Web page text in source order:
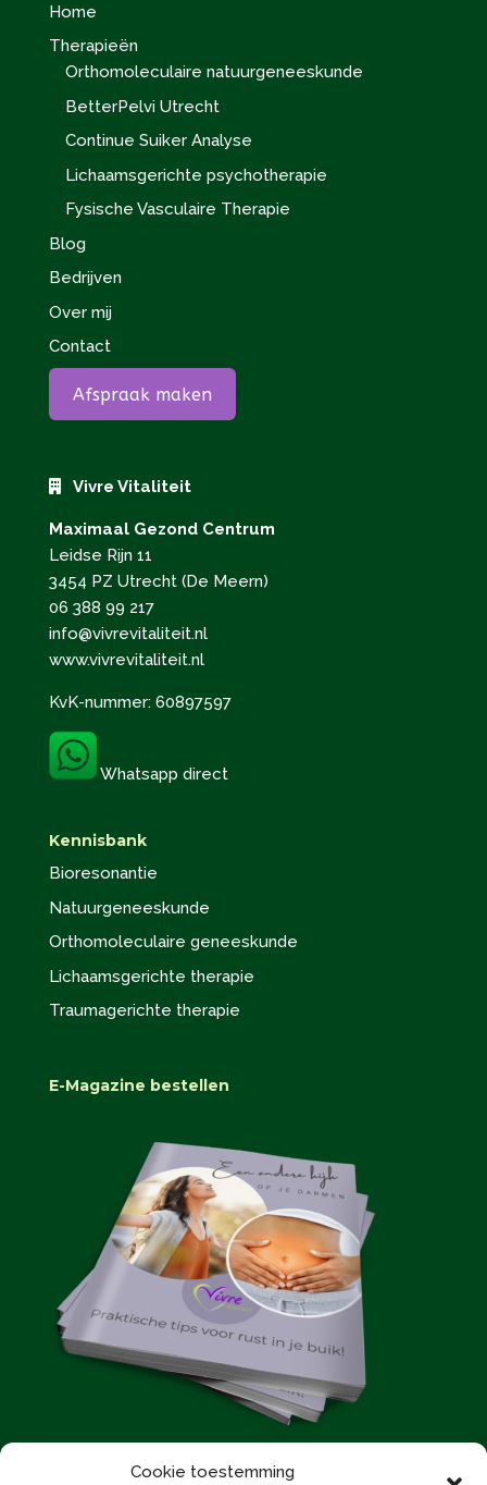
Cookie toestemming
Home
Therapieën
Orthomoleculaire natuurgeneeskunde
BetterPelvi Utrecht
Continue Suiker Analyse
Lichaamsgerichte psychotherapie
Fysische Vasculaire Therapie
Blog
Bedrijven
Over mij
Contact
Afspraak maken
Vivre Vitaliteit
Maximaal Gezond Centrum
Leidse Rijn 11
3454 PZ Utrecht (De Meern)
06 388 99 217
info@vivrevitaliteit.nl
www.vivrevitaliteit.nl
KvK-nummer: 60897597
Whatsapp direct
Kennisbank
Bioresonantie
Natuurgeneeskunde
Orthomoleculaire geneeskunde
Lichaamsgerichte therapie
Traumagerichte therapie
E-Magazine bestellen